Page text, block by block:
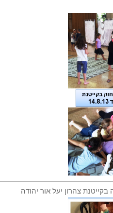
צהרון יעל אור יהודה